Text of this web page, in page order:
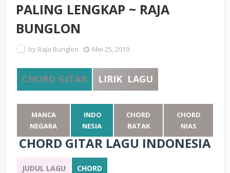
PALING LENGKAP ~ RAJA
BUNGLON
by Raja Bunglon Mei 25, 2019
CHORD GITAR LIRIK LAGU
MANCA
NEGARA
INDO
NESIA
CHORD
BATAK
CHORD
NIAS
CHORD GITAR LAGU INDONESIA
JUDUL LAGU CHORD